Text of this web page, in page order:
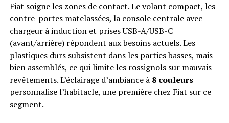
Fiat soigne les zones de contact. Le volant compact, les
contre-portes matelassées, la console centrale avec
chargeur à induction et prises USB-A/USB-C
(avant/arrière) répondent aux besoins actuels. Les
plastiques durs subsistent dans les parties basses, mais
bien assemblés, ce qui limite les rossignols sur mauvais
revêtements. L’éclairage d’ambiance à 8 couleurs
personnalise l’habitacle, une première chez Fiat sur ce
segment.